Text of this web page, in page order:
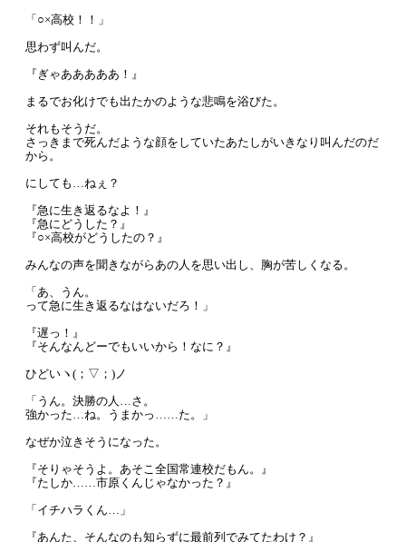
「○×高校！！」
思わず叫んだ。
『ぎゃあああああ！』
まるでお化けでも出たかのような悲鳴を浴びた。
それもそうだ。
さっきまで死んだような顔をしていたあたしがいきなり叫んだのだ
から。
にしても…ねぇ？
『急に生き返るなよ！』
『急にどうした？』
『○×高校がどうしたの？』
みんなの声を聞きながらあの人を思い出し、胸が苦しくなる。
「あ、うん。
って急に生き返るなはないだろ！」
『遅っ！』
『そんなんどーでもいいから！なに？』
ひどいヽ(；▽；)ノ
「うん。決勝の人…さ。
強かった…ね。うまかっ……た。」
なぜか泣きそうになった。
『そりゃそうよ。あそこ全国常連校だもん。』
『たしか……市原くんじゃなかった？』
「イチハラくん…」
『あんた、そんなのも知らずに最前列でみてたわけ？』